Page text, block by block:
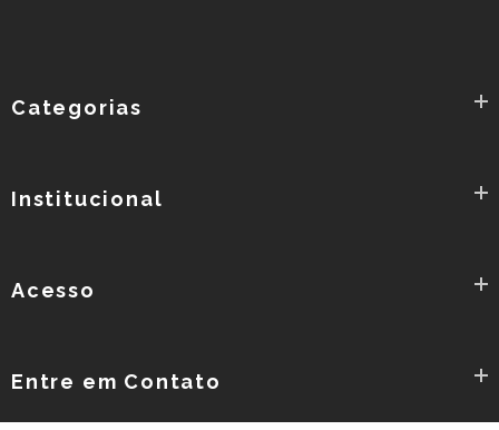
Categorias
Institucional
Acesso
Entre em Contato